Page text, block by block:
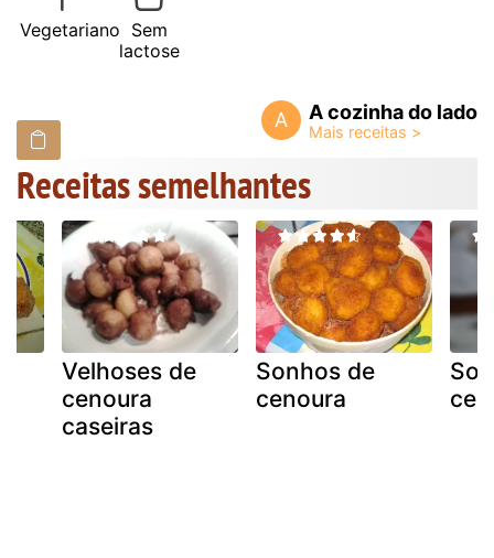
Vegetariano Sem
lactose
A A cozinha do lado
Receitas semelhantes
Velhoses de
cenoura
caseiras
Sonhos de
cenoura